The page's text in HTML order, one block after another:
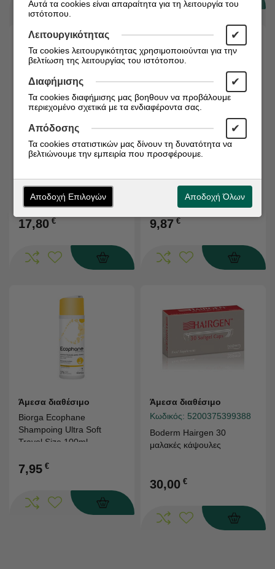
Άμεσα διαθέσιμο
Κωδικός: 5200375398152
Σαμπουάν για τα
Συμπτώματα της
Ψωρίασης & της
Σμηγματορροϊκής
17,80 €
Άμεσα διαθέσιμο
Κωδικός: 5200385400036
Antidandruff Shampoo
9,87 €
Άμεσα διαθέσιμο
Biorga Ecophane
Shampoing Ultra Soft
Travel Size 100ml
7,95 €
Άμεσα διαθέσιμο
Κωδικός: 5200375399388
Boderm Hairgen 30
μαλακές κάψουλες
30,00 €
Αυτά τα cookies είναι απαραίτητα για τη λειτουργία του
ιστότοπου.
Λειτουργικότητας ✔
Τα cookies λειτουργικότητας χρησιμοποιούνται για την
βελτίωση της λειτουργίας του ιστότοπου.
Διαφήμισης ✔
Τα cookies διαφήμισης μας βοηθουν να προβάλουμε
περιεχομένο σχετικά με τα ενδιαφέροντα σας.
Απόδοσης ✔
Τα cookies στατιστικών μας δίνουν τη δυνατότητα να
βελτιώνουμε την εμπειρία που προσφέρουμε.
Αποδοχή Επιλογών Αποδοχή Όλων